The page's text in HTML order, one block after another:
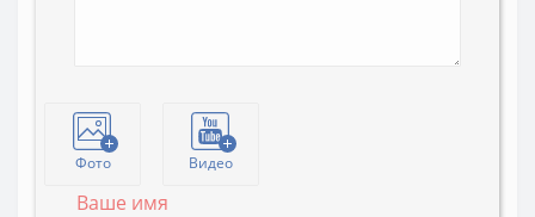
Фото Видео
Ваше имя